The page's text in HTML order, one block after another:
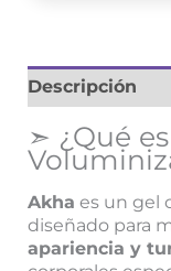
Descripción
➣ ¿Qué
Akha es un gel
diseñado para
apariencia y